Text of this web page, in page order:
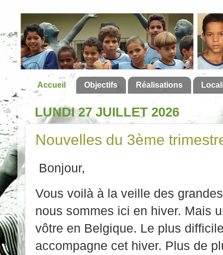
Accueil Objectifs Réalisations
LUNDI 27 JUILLET 2026
Nouvelles du 3ème
Bonjour,
Vous voilà à la veille des
nous sommes ici en hiver. Mais
vôtre en Belgique. Le plus
accompagne cet hiver. Plus de